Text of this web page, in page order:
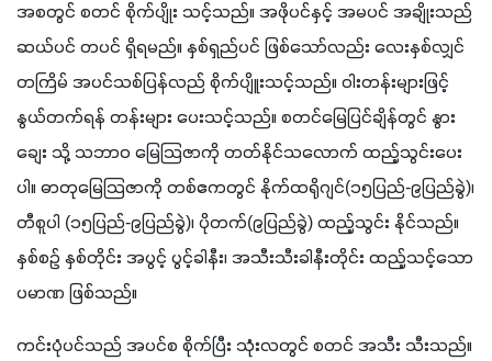
အစတွင် စတင် စိုက်ပျိုး သင့်သည်။ အဖိုပင်နှင့် အမပင် အချိုးသည်
ဆယ်ပင် တပင် ရှိရမည်။ နှစ်ရှည်ပင် ဖြစ်သော်လည်း လေးနှစ်လျှင်
တကြိမ် အပင်သစ်ပြန်လည် စိုက်ပျိူးသင့်သည်။ ဝါးတန်းများဖြင့်
နွယ်တက်ရန် တန်းများ ပေးသင့်သည်။ စတင်မြေပြင်ချိန်တွင် နွား
ချေး သို့ သဘာဝ မြေသြဇာကို တတ်နိုင်သလောက် ထည့်သွင်းပေး
ပါ။ ဓာတုမြေသြဇာကို တစ်ဧကတွင် နိုက်ထရိုဂျင်(၁၅ပြည်-၉ပြည်ခွဲ)၊
တီစူပါ (၁၅ပြည်-၉ပြည်ခွဲ)၊ ပိုတက်(၉ပြည်ခွဲ) ထည့်သွင်း နိုင်သည်။
နှစ်စဉ် နှစ်တိုင်း အပွင့် ပွင့်ခါနီး၊ အသီးသီးခါနီးတိုင်း ထည့်သင့်သော
ပမာဏ ဖြစ်သည်။
ကင်းပုံပင်သည် အပင်စ စိုက်ပြီး သုံးလတွင် စတင် အသီး သီးသည်။